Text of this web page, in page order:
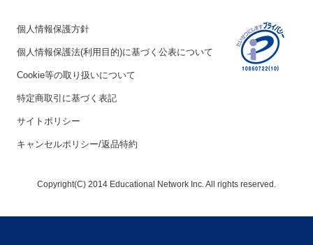
個人情報保護方針
個人情報保護法(利用目的)に基づく公表について
Cookie等の取り扱いについて
特定商取引に基づく表記
サイトポリシー
キャンセルポリシー/返品特約
Copyright(C) 2014 Educational Network Inc. All rights reserved.